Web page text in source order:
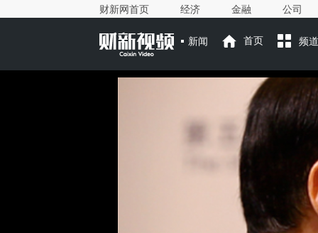
财新网首页 经济 金融 公司
新闻 首页 频道